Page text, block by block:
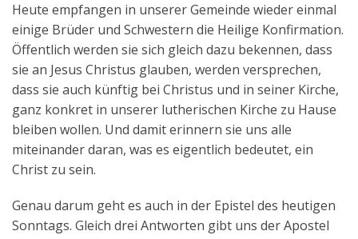
Termine
Aktuelles
Kontakt
English
Heute empfangen in unserer Gemeinde wieder einmal
einige Brüder und Schwestern die Heilige Konfirmation.
Öffentlich werden sie sich gleich dazu bekennen, dass
sie an Jesus Christus glauben, werden versprechen,
dass sie auch künftig bei Christus und in seiner Kirche,
ganz konkret in unserer lutherischen Kirche zu Hause
bleiben wollen. Und damit erinnern sie uns alle
miteinander daran, was es eigentlich bedeutet, ein
Christ zu sein.
Genau darum geht es auch in der Epistel des heutigen
Sonntags. Gleich drei Antworten gibt uns der Apostel